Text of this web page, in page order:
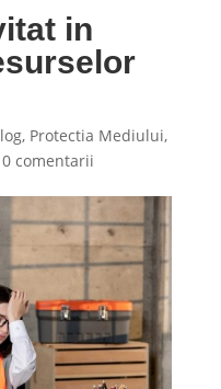
in
, Protectia Mediului,
0 comentarii